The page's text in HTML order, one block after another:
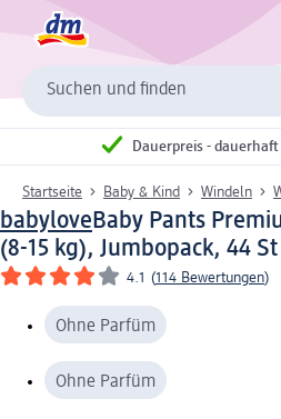
Suchen und finden
Dauerpreis -
Startseite Baby & Kind Windeln
babyloveBaby Pants
(8-15 kg), Jumbopack, 44 St
4.1 (114 Bewertungen)
Ohne Parfüm
Ohne Parfüm